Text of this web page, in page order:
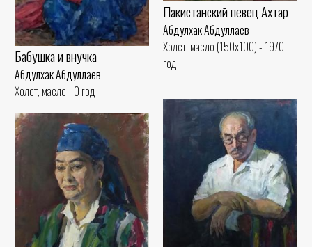
Пакистанский певец Ахтар
Абдулхак Абдуллаев
Холст, масло (150x100) - 1970
год
Бабушка и внучка
Абдулхак Абдуллаев
Холст, масло - 0 год